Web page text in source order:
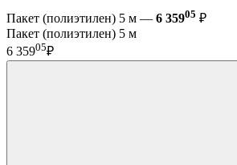
Пакет (полиэтилен) 5 м — 6 35905 ₽
Пакет (полиэтилен) 5 м
6 35905₽